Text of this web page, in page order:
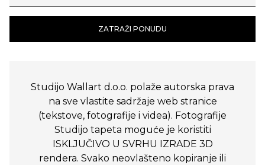
ZATRAŽI PONUDU
Studijo Wallart d.o.o. polaže autorska prava
na sve vlastite sadržaje web stranice
(tekstove, fotografije i videa). Fotografije
Studijo tapeta moguće je koristiti
ISKLJUČIVO U SVRHU IZRADE 3D
rendera. Svako neovlašteno kopiranje ili